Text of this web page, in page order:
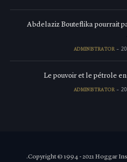
« Abdelaziz Bouteflika pourrait
ADMINISTRATOR
Le pouvoir et le pétrole
ADMINISTRATOR
Copyright © 1994 - 2021 Hoggar